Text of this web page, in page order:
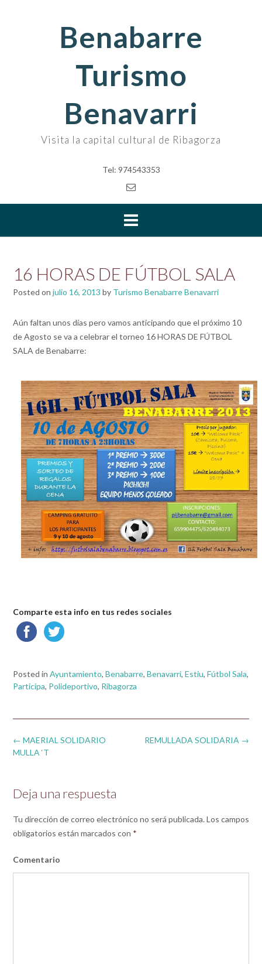
Benabarre
Turismo
Benavarri
Visita la capital cultural de Ribagorza
Tel: 974543353
16 HORAS DE FÚTBOL SALA
Posted on julio 16, 2013 by Turismo Benabarre Benavarri
Aún faltan unos días pero vamos anticipando que el próximo 10
de Agosto se va a celebrar el torneo 16 HORAS DE FÚTBOL
SALA de Benabarre:
Comparte esta info en tus redes sociales
Posted in Ayuntamiento, Benabarre, Benavarri, Estiu, Fútbol Sala,
Participa, Polideportivo, Ribagorza
Post
navigation
REMULLADA SOLIDARIA →
← MAERIAL SOLIDARIO
MULLA ‘T
Deja una respuesta
Tu dirección de correo electrónico no será publicada. Los campos
obligatorios están marcados con *
Comentario